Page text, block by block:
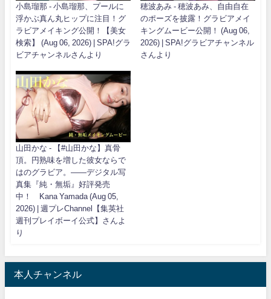
小島瑠那 - 小島瑠那、プールに
浮かぶ真ん丸ヒップに注目！グ
ラビアメイキング公開！【美女
検索】 (Aug 06, 2026) | SPA!グラ
ビアチャンネルさんより
穂波あみ - 穂波あみ、自由自在
のポーズを披露！グラビアメイ
キングムービー公開！ (Aug 06,
2026) | SPA!グラビアチャンネル
さんより
山田かな - 【#山田かな】真骨
頂。円熟味を増した彼女ならで
はのグラビア。――デジタル写
真集『純・無垢』好評発売
中！ Kana Yamada (Aug 05,
2026) | 週プレChannel【集英社
週刊プレイボーイ公式】さんよ
り
本人チャンネル